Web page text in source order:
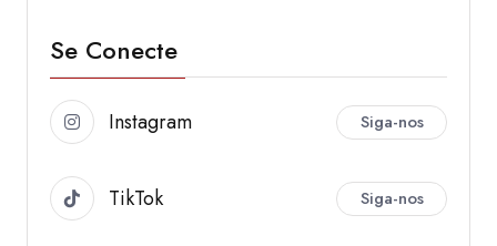
Se Conecte
Instagram Siga-nos
TikTok Siga-nos